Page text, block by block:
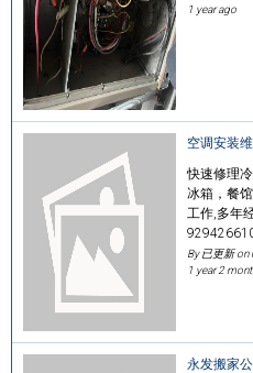
1 year ago
空调安装
快速修理
冰箱，餐
工作,多年
By 已更新 on
1 year 2
永发搬家